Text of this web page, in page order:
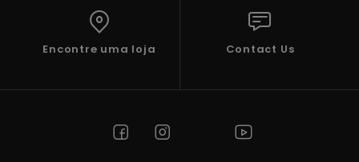
Encontre uma loja Contact Us